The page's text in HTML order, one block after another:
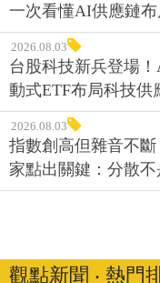
一次看懂AI供應鏈布
2026.08.03
台股科技新兵登場
動式ETF布局科技供
2026.08.03
指數創高但雜音不
家點出關鍵：分散不
觀點新聞 ‧ 熱門